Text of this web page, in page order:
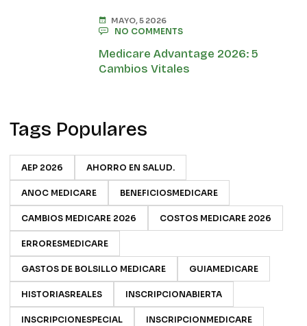
MAYO, 5 2026
NO COMMENTS
Medicare Advantage 2026: 5
Cambios Vitales
Tags Populares
AEP 2026 AHORRO EN SALUD.
ANOC MEDICARE BENEFICIOSMEDICARE
CAMBIOS MEDICARE 2026 COSTOS MEDICARE 2026
ERRORESMEDICARE
GASTOS DE BOLSILLO MEDICARE GUIAMEDICARE
HISTORIASREALES INSCRIPCIONABIERTA
INSCRIPCIONESPECIAL INSCRIPCIONMEDICARE